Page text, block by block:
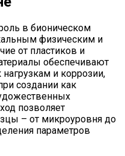
в бионическом
физическим и
от пластиков и
обеспечивают
нагрузкам и коррозии,
создании как
позволяет
– от микроуровня до
параметров